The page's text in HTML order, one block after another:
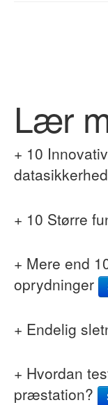
Lær
+ 10
datasikkerhed
+ 10 Større
+ Mere end
oprydninger
+ Endelig
+ Hvordan
præstation?